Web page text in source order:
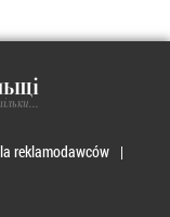
reklamodawców